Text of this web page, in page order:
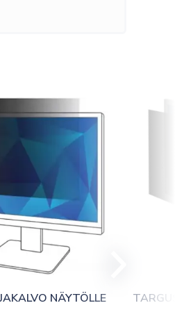
NÄYTÖLLE